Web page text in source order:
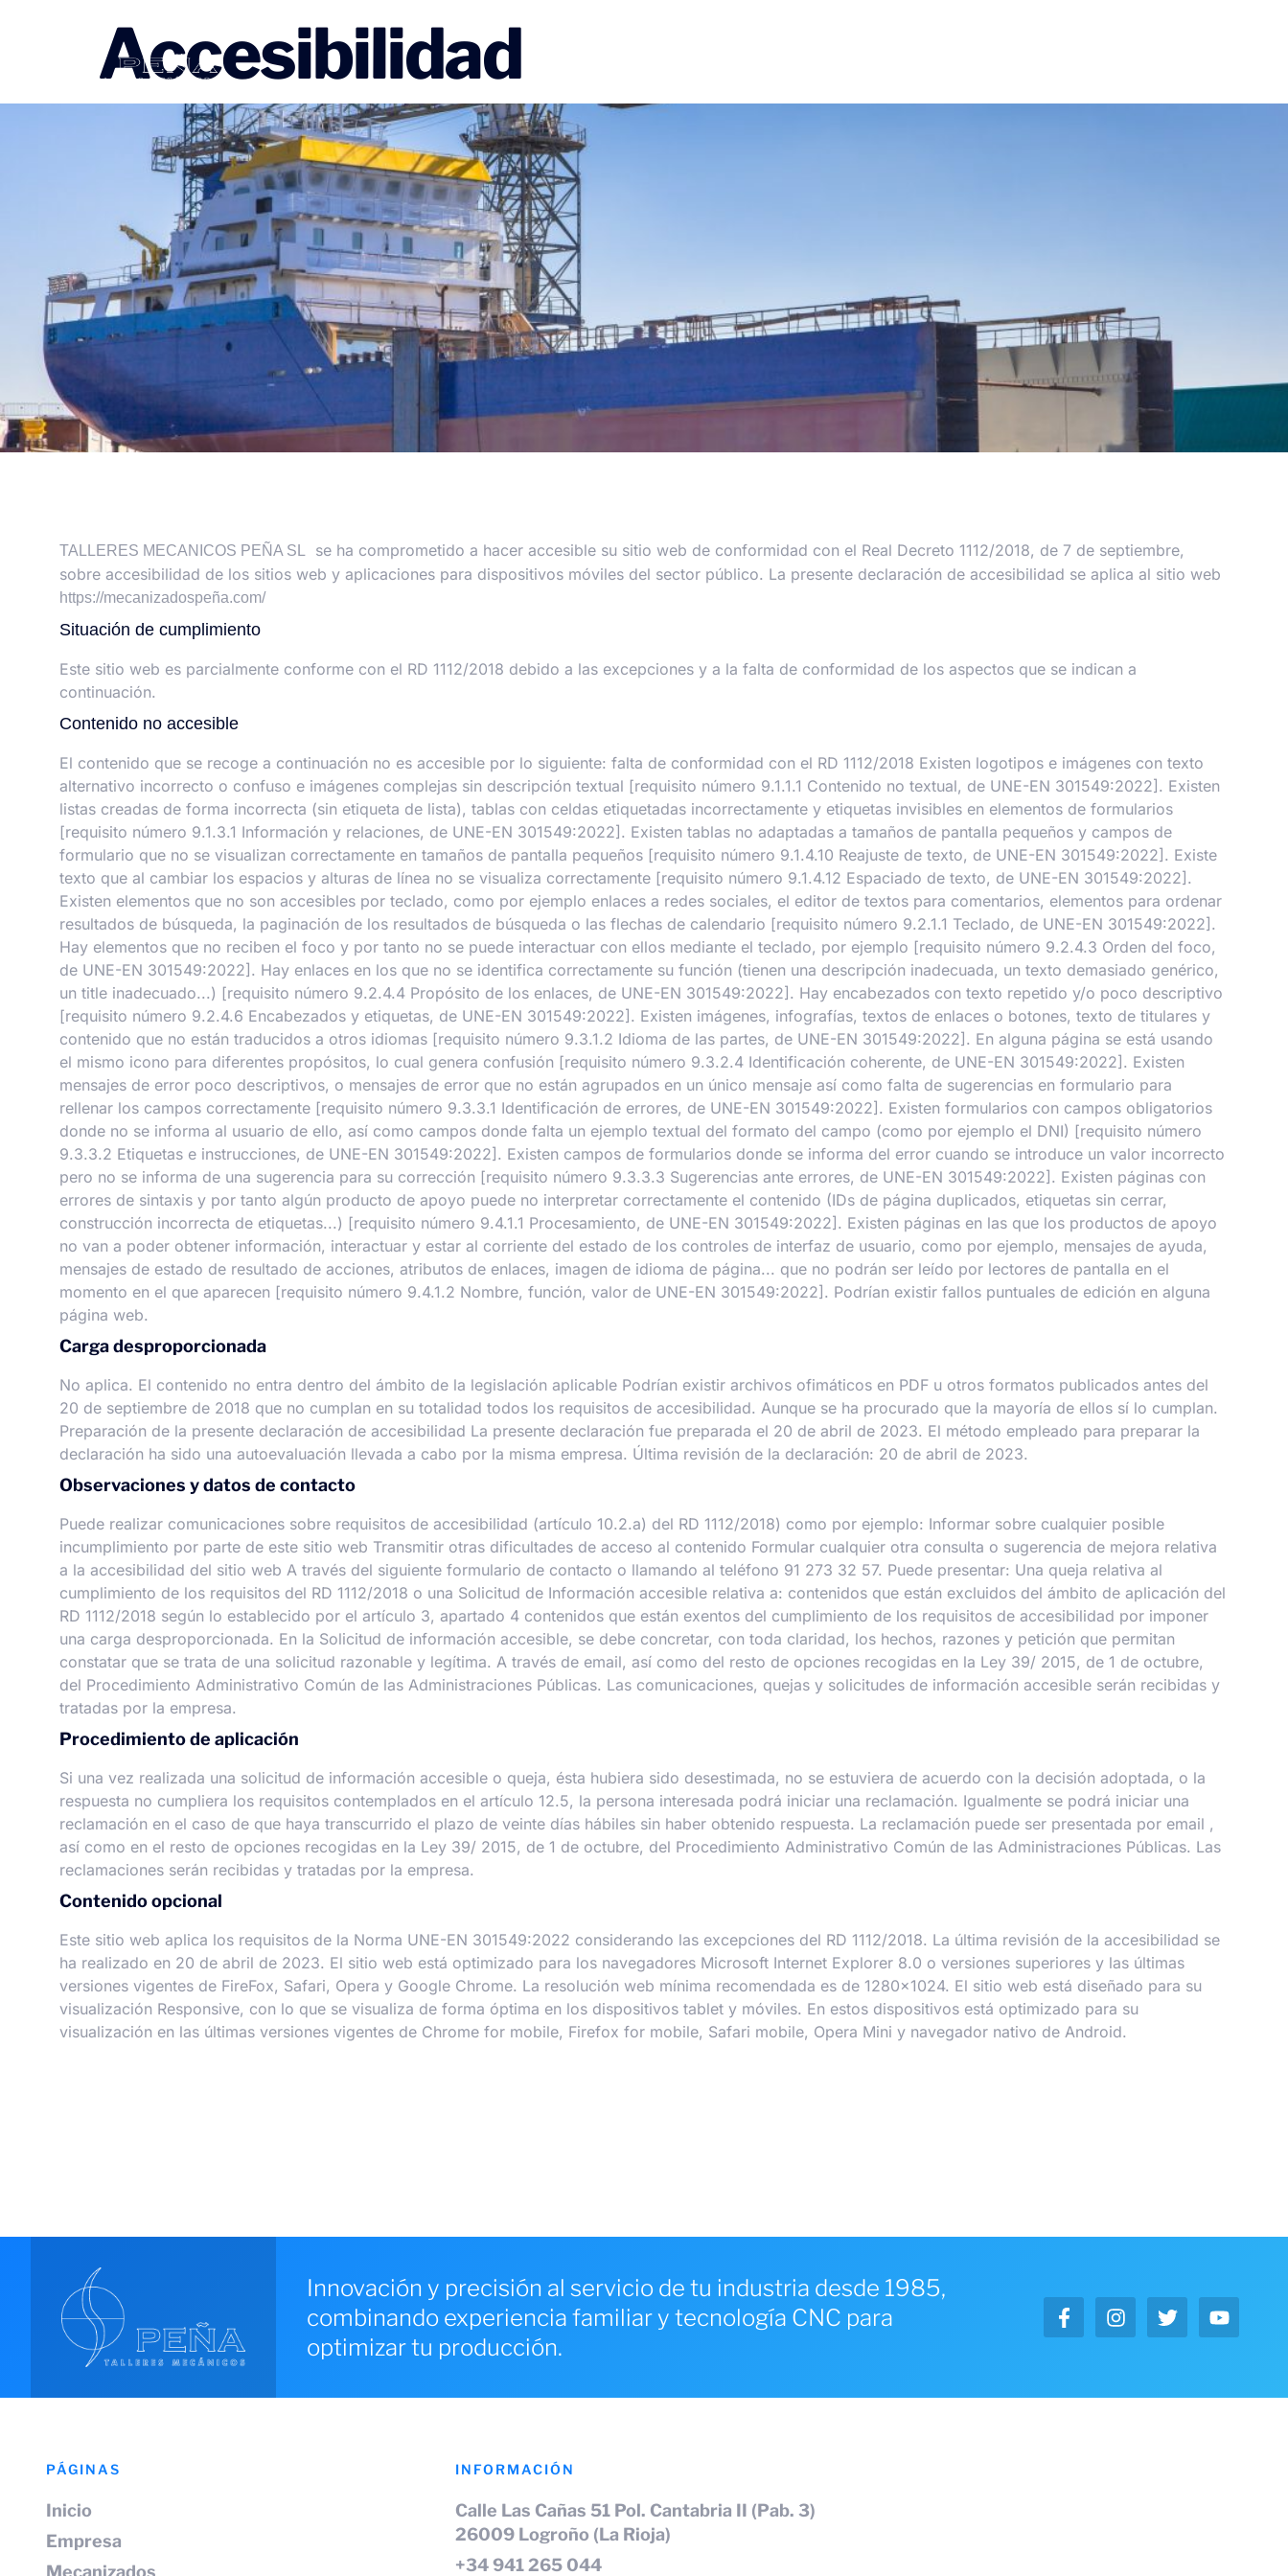
Accesibilidad
TALLERES MECANICOS PEÑA SL
se ha comprometido a hacer accesible su sitio web de conformidad con el Real Decreto 1112/2018, de 7 de septiembre,
sobre accesibilidad de los sitios web y aplicaciones para dispositivos móviles del sector público. La presente declaración de accesibilidad se aplica al sitio web
https://mecanizadospeña.com/
Situación de cumplimiento
Este sitio web es parcialmente conforme con el RD 1112/2018 debido a las excepciones y a la falta de conformidad de los aspectos que se indican a
continuación.
Contenido no accesible
El contenido que se recoge a continuación no es accesible por lo siguiente: falta de conformidad con el RD 1112/2018 Existen logotipos e imágenes con texto
alternativo incorrecto o confuso e imágenes complejas sin descripción textual [requisito número 9.1.1.1 Contenido no textual, de UNE-EN 301549:2022]. Existen
listas creadas de forma incorrecta (sin etiqueta de lista), tablas con celdas etiquetadas incorrectamente y etiquetas invisibles en elementos de formularios
[requisito número 9.1.3.1 Información y relaciones, de UNE-EN 301549:2022]. Existen tablas no adaptadas a tamaños de pantalla pequeños y campos de
formulario que no se visualizan correctamente en tamaños de pantalla pequeños [requisito número 9.1.4.10 Reajuste de texto, de UNE-EN 301549:2022]. Existe
texto que al cambiar los espacios y alturas de línea no se visualiza correctamente [requisito número 9.1.4.12 Espaciado de texto, de UNE-EN 301549:2022].
Existen elementos que no son accesibles por teclado, como por ejemplo enlaces a redes sociales, el editor de textos para comentarios, elementos para ordenar
resultados de búsqueda, la paginación de los resultados de búsqueda o las flechas de calendario [requisito número 9.2.1.1 Teclado, de UNE-EN 301549:2022].
Hay elementos que no reciben el foco y por tanto no se puede interactuar con ellos mediante el teclado, por ejemplo [requisito número 9.2.4.3 Orden del foco,
de UNE-EN 301549:2022]. Hay enlaces en los que no se identifica correctamente su función (tienen una descripción inadecuada, un texto demasiado genérico,
un title inadecuado...) [requisito número 9.2.4.4 Propósito de los enlaces, de UNE-EN 301549:2022]. Hay encabezados con texto repetido y/o poco descriptivo
[requisito número 9.2.4.6 Encabezados y etiquetas, de UNE-EN 301549:2022]. Existen imágenes, infografías, textos de enlaces o botones, texto de titulares y
contenido que no están traducidos a otros idiomas [requisito número 9.3.1.2 Idioma de las partes, de UNE-EN 301549:2022]. En alguna página se está usando
el mismo icono para diferentes propósitos, lo cual genera confusión [requisito número 9.3.2.4 Identificación coherente, de UNE-EN 301549:2022]. Existen
mensajes de error poco descriptivos, o mensajes de error que no están agrupados en un único mensaje así como falta de sugerencias en formulario para
rellenar los campos correctamente [requisito número 9.3.3.1 Identificación de errores, de UNE-EN 301549:2022]. Existen formularios con campos obligatorios
donde no se informa al usuario de ello, así como campos donde falta un ejemplo textual del formato del campo (como por ejemplo el DNI) [requisito número
9.3.3.2 Etiquetas e instrucciones, de UNE-EN 301549:2022]. Existen campos de formularios donde se informa del error cuando se introduce un valor incorrecto
pero no se informa de una sugerencia para su corrección [requisito número 9.3.3.3 Sugerencias ante errores, de UNE-EN 301549:2022]. Existen páginas con
errores de sintaxis y por tanto algún producto de apoyo puede no interpretar correctamente el contenido (IDs de página duplicados, etiquetas sin cerrar,
construcción incorrecta de etiquetas...) [requisito número 9.4.1.1 Procesamiento, de UNE-EN 301549:2022]. Existen páginas en las que los productos de apoyo
no van a poder obtener información, interactuar y estar al corriente del estado de los controles de interfaz de usuario, como por ejemplo, mensajes de ayuda,
mensajes de estado de resultado de acciones, atributos de enlaces, imagen de idioma de página... que no podrán ser leído por lectores de pantalla en el
momento en el que aparecen [requisito número 9.4.1.2 Nombre, función, valor de UNE-EN 301549:2022]. Podrían existir fallos puntuales de edición en alguna
página web.
Carga desproporcionada
No aplica. El contenido no entra dentro del ámbito de la legislación aplicable Podrían existir archivos ofimáticos en PDF u otros formatos publicados antes del
20 de septiembre de 2018 que no cumplan en su totalidad todos los requisitos de accesibilidad. Aunque se ha procurado que la mayoría de ellos sí lo cumplan.
Preparación de la presente declaración de accesibilidad La presente declaración fue preparada el 20 de abril de 2023. El método empleado para preparar la
declaración ha sido una autoevaluación llevada a cabo por la misma empresa. Última revisión de la declaración: 20 de abril de 2023.
Observaciones y datos de contacto
Puede realizar comunicaciones sobre requisitos de accesibilidad (artículo 10.2.a) del RD 1112/2018) como por ejemplo: Informar sobre cualquier posible
incumplimiento por parte de este sitio web Transmitir otras dificultades de acceso al contenido Formular cualquier otra consulta o sugerencia de mejora relativa
a la accesibilidad del sitio web A través del siguiente formulario de contacto o llamando al teléfono 91 273 32 57. Puede presentar: Una queja relativa al
cumplimiento de los requisitos del RD 1112/2018 o una Solicitud de Información accesible relativa a: contenidos que están excluidos del ámbito de aplicación del
RD 1112/2018 según lo establecido por el artículo 3, apartado 4 contenidos que están exentos del cumplimiento de los requisitos de accesibilidad por imponer
una carga desproporcionada. En la Solicitud de información accesible, se debe concretar, con toda claridad, los hechos, razones y petición que permitan
constatar que se trata de una solicitud razonable y legítima. A través de email, así como del resto de opciones recogidas en la Ley 39/ 2015, de 1 de octubre,
del Procedimiento Administrativo Común de las Administraciones Públicas. Las comunicaciones, quejas y solicitudes de información accesible serán recibidas y
tratadas por la empresa.
Procedimiento de aplicación
Si una vez realizada una solicitud de información accesible o queja, ésta hubiera sido desestimada, no se estuviera de acuerdo con la decisión adoptada, o la
respuesta no cumpliera los requisitos contemplados en el artículo 12.5, la persona interesada podrá iniciar una reclamación. Igualmente se podrá iniciar una
reclamación en el caso de que haya transcurrido el plazo de veinte días hábiles sin haber obtenido respuesta. La reclamación puede ser presentada por email ,
así como en el resto de opciones recogidas en la Ley 39/ 2015, de 1 de octubre, del Procedimiento Administrativo Común de las Administraciones Públicas. Las
reclamaciones serán recibidas y tratadas por la empresa.
Contenido opcional
Este sitio web aplica los requisitos de la Norma UNE-EN 301549:2022 considerando las excepciones del RD 1112/2018. La última revisión de la accesibilidad se
ha realizado en 20 de abril de 2023. El sitio web está optimizado para los navegadores Microsoft Internet Explorer 8.0 o versiones superiores y las últimas
versiones vigentes de FireFox, Safari, Opera y Google Chrome. La resolución web mínima recomendada es de 1280x1024. El sitio web está diseñado para su
visualización Responsive, con lo que se visualiza de forma óptima en los dispositivos tablet y móviles. En estos dispositivos está optimizado para su
visualización en las últimas versiones vigentes de Chrome for mobile, Firefox for mobile, Safari mobile, Opera Mini y navegador nativo de Android.
Innovación y precisión al servicio de tu industria desde 1985,
combinando experiencia familiar y tecnología CNC para
optimizar tu producción.
PÁGINAS
Inicio
Empresa
Mecanizados
INFORMACIÓN
Calle Las Cañas 51 Pol. Cantabria II (Pab. 3)
26009 Logroño (La Rioja)
+34 941 265 044